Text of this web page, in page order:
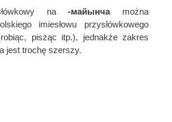
na-майынчаmożna
imiesłowu przysłówkowego
pisząc itp.), jednakże zakres
jest trochę szerszy.